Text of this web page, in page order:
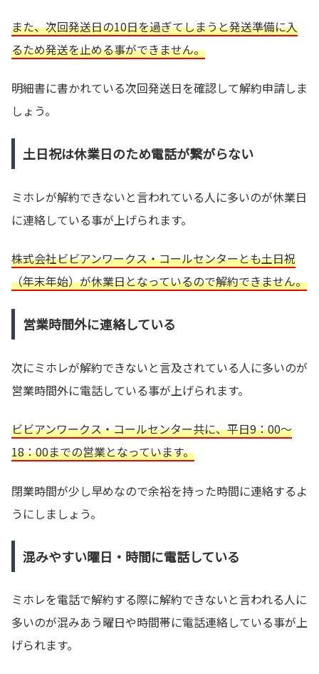
また、次回発送日の10日を過ぎてしまうと発送準備に入
るため発送を止める事ができません。
明細書に書かれている次回発送日を確認して解約申請しま
しょう。
土日祝は休業日のため電話が繋がらない
ミホレが解約できないと言われている人に多いのが休業日
に連絡している事が上げられます。
株式会社ビビアンワークス・コールセンターとも土日祝
（年末年始）が休業日となっているので解約できません。
営業時間外に連絡している
次にミホレが解約できないと言及されている人に多いのが
営業時間外に電話している事が上げられます。
ビビアンワークス・コールセンター共に、平日9：00～
18：00までの営業となっています。
閉業時間が少し早めなので余裕を持った時間に連絡するよ
うにしましょう。
混みやすい曜日・時間に電話している
ミホレを電話で解約する際に解約できないと言われる人に
多いのが混みあう曜日や時間帯に電話連絡している事が上
げられます。